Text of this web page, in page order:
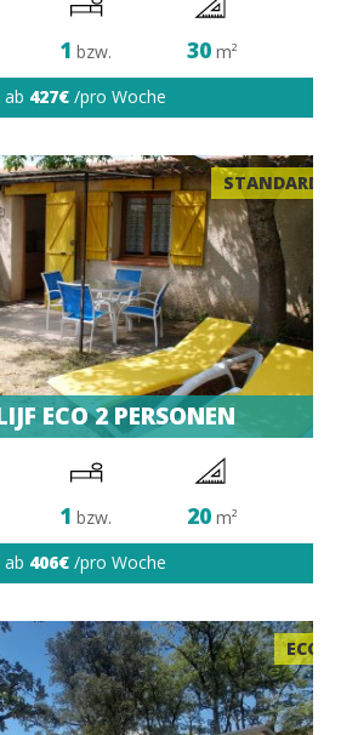
1 bzw. 30m²
ab 427€ /pro Woche
STANDARD
ECO 2 PERSONEN
1 bzw. 20m²
ab 406€ /pro Woche
ECO